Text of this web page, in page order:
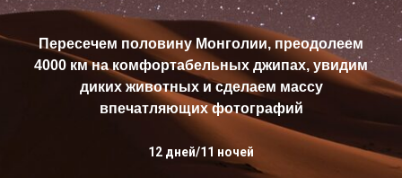
Пересечем половину Монголии, преодолеем
4000 км на комфортабельных джипах, увидим
диких животных и сделаем массу
впечатляющих фотографий
12 дней/11 ночей